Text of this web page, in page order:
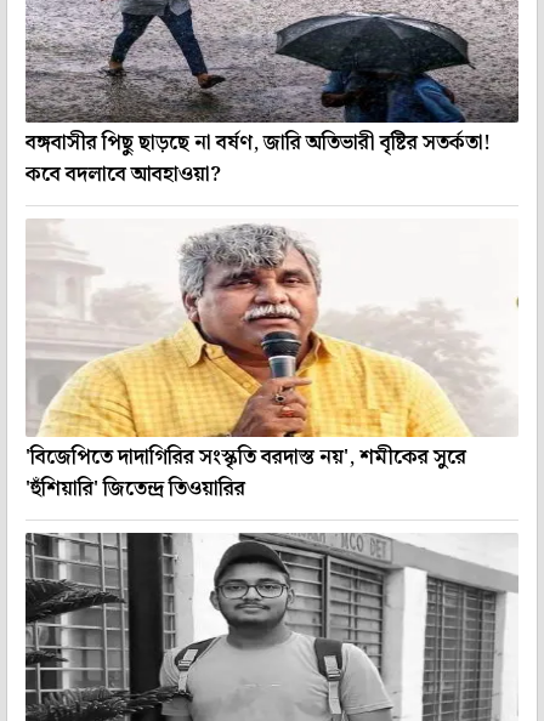
বঙ্গবাসীর পিছু ছাড়ছে না বর্ষণ, জারি অতিভারী বৃষ্টির সতর্কতা!
কবে বদলাবে আবহাওয়া?
'বিজেপিতে দাদাগিরির সংস্কৃতি বরদাস্ত নয়', শমীকের সুরে
'হুঁশিয়ারি' জিতেন্দ্র তিওয়ারির